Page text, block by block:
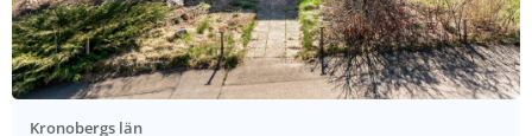
Kronobergs län